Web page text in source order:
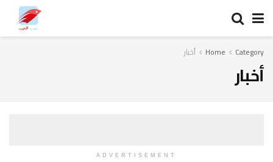
Home Category أخبار
أخبار
ADVERTISEMENT